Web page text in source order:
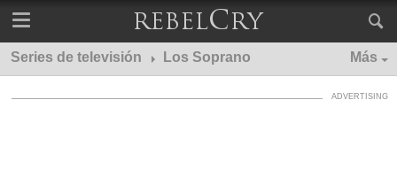
Series de televisión Los Soprano Más